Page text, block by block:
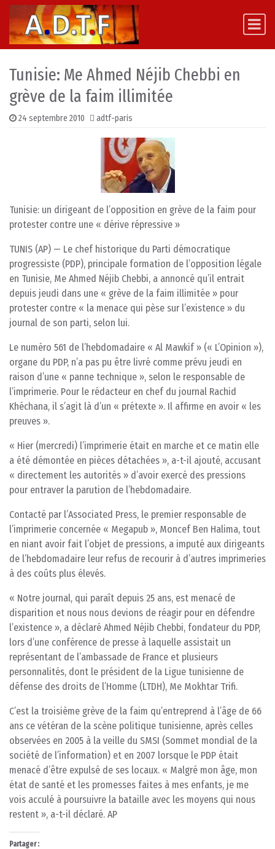
Skip to content
Main Navigation
Tunisie: Me Ahmed Néjib Chebbi en
grève de la faim illimitée
24 septembre 2010 adtf-paris
Tunisie: un dirigeant de l’opposition en grève de la faim pour
protester contre une « dérive répressive »
TUNIS (AP) — Le chef historique du Parti démocratique
progressiste (PDP), principale formation de l’opposition légale
en Tunisie, Me Ahmed Néjib Chebbi, a annoncé qu’il entrait
depuis jeudi dans une « grève de la faim illimitée » pour
protester contre « la menace qui pèse sur l’existence » du
journal de son parti, selon lui.
Le numéro 561 de l’hebdomadaire « Al Mawkif » (« L’Opinion »),
organe du PDP, n’a pas pu être livré comme prévu jeudi en
raison d’une « panne technique », selon le responsable de
l’imprimerie. Pour le rédacteur en chef du journal Rachid
Khéchana, il s’agit là d’un « prétexte ». Il affirme en avoir « les
preuves ».
« Hier (mercredi) l’imprimerie était en marche et ce matin elle
a été démontée en pièces détachées », a-t-il ajouté, accusant
« directement les autorités » d’avoir exercé des pressions
pour entraver la parution de l’hebdomadaire.
Contacté par l’Associated Press, le premier responsable de
l’imprimerie concernée « Megapub », Moncef Ben Halima, tout
en niant avoir fait l’objet de pressions, a imputé aux dirigeants
de l’hebdomadaire leur refus de recourir à d’autres imprimeries
à des coûts plus élevés.
« Notre journal, qui paraît depuis 25 ans, est menacé de
disparition et nous nous devions de réagir pour en défendre
l’existence », a déclaré Ahmed Néjib Chebbi, fondateur du PDP,
lors d’une conférence de presse à laquelle assistait un
représentant de l’ambassade de France et plusieurs
personnalités, dont le président de la Ligue tunisienne de
défense des droits de l’Homme (LTDH), Me Mokhtar Trifi.
C’est la troisième grève de la faim qu’entreprend à l’âge de 66
ans ce vétéran de la scène politique tunisienne, après celles
observées en 2005 à la veille du SMSI (Sommet mondial de la
société de l’information) et en 2007 lorsque le PDP était
menacé d’être expulsé de ses locaux. « Malgré mon âge, mon
état de santé et les promesses faites à mes enfants, je me
vois acculé à poursuivre la bataille avec les moyens qui nous
restent », a-t-il déclaré. AP
Partager :